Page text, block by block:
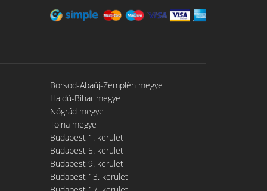
Borsod-Abaúj-Zemplén megye
Hajdú-Bihar megye
Nógrád megye
Tolna megye
Budapest 1. kerület
Budapest 5. kerület
Budapest 9. kerület
Budapest 13. kerület